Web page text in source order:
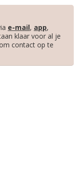
e-mail, app,
klaar voor al je
contact op te